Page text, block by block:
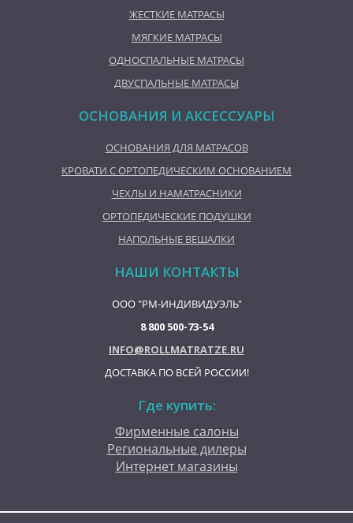
ЖЕСТКИЕ МАТРАСЫ
МЯГКИЕ МАТРАСЫ
ОДНОСПАЛЬНЫЕ МАТРАСЫ
ДВУСПАЛЬНЫЕ МАТРАСЫ
ОСНОВАНИЯ И АКСЕССУАРЫ
ОСНОВАНИЯ ДЛЯ МАТРАСОВ
КРОВАТИ С ОРТОПЕДИЧЕСКИМ ОСНОВАНИЕМ
ЧЕХЛЫ И НАМАТРАСНИКИ
ОРТОПЕДИЧЕСКИЕ ПОДУШКИ
НАПОЛЬНЫЕ ВЕШАЛКИ
НАШИ КОНТАКТЫ
ООО "РМ-ИНДИВИДУЭЛЬ"
8 800 500-73-54
INFO@ROLLMATRATZE.RU
ДОСТАВКА ПО ВСЕЙ РОССИИ!
Где купить:
Фирменные салоны
Региональные дилеры
Интернет магазины